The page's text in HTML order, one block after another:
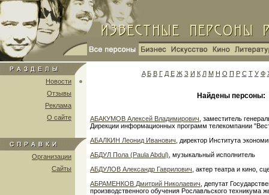
Новости
Отзывы
Реклама
О сайте
Организации
Сайты
A Б В Г Д Е Ж З И К Л М Н О П Р С Т У Ф
Найдены персоны:
АБАКУМОВ Алексей Владимирович , заместитель
Дирекции информационных программ телекомпании
АБАЛКИН Леонид Иванович , директор Института
АБДУЛ Пола (Paula Abdul) , музыкальный исполнитель
АБДУЛОВ Александр Гаврилович , актер театра и кино,
АБРАМЕНКОВ Дмитрий Николаевич , депутат
производственного обучения Рославльского техникума